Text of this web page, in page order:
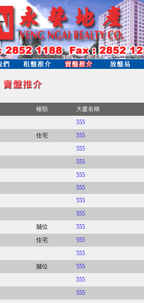
種類
大廈名稱
555
住宅
555
555
555
555
555
555
555
舖位
555
住宅
555
555
舖位
555
555
555